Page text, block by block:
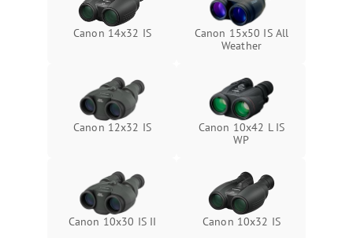
Canon 14x32 IS
Canon 15x50 IS All
Weather
Canon 12x32 IS
Canon 10x42 L IS
WP
Canon 10x30 IS II Canon 10x32 IS